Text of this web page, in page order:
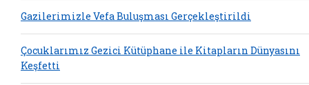
Gazilerimizle Vefa Buluşması Gerçekleştirildi
Çocuklarımız Gezici Kütüphane ile Kitapların Dünyasını
Keşfetti